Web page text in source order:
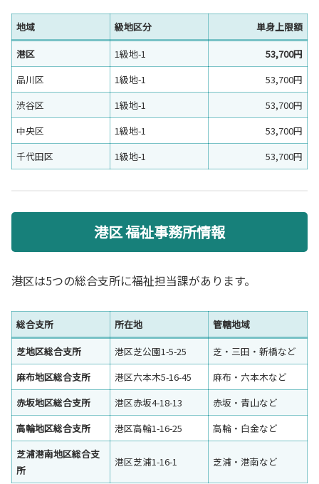
地域 級地区分
単身上限額
港区
1級地-1
53,700円
品川区
1級地-1
53,700円
渋谷区
1級地-1
53,700円
中央区
1級地-1
53,700円
千代田区
1級地-1 53,700円
港区 福祉事務所情報
港区は5つの総合支所に福祉担当課があります。
総合支所 所在地
管轄地域
芝地区総合支所
港区芝公園1-5-25
芝・三田・新橋など
麻布地区総合支所
港区六本木5-16-45
麻布・六本木など
赤坂地区総合支所
港区赤坂4-18-13
赤坂・青山など
高輪地区総合支所
港区高輪1-16-25
高輪・白金など
芝浦港南地区総合支
所
港区芝浦1-16-1 芝浦・港南など